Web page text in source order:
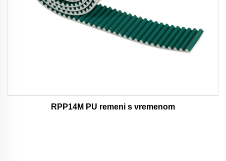
RPP14M PU remeni s vremenom